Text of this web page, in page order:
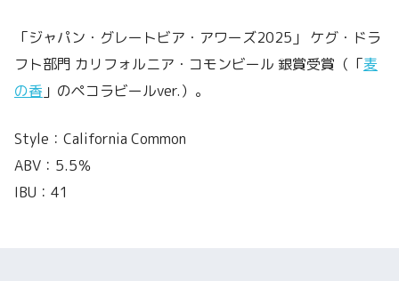
「ジャパン・グレートビア・アワーズ2025」 ケグ・ドラ
フト部門 カリフォルニア・コモンビール 銀賞受賞（「麦
の香 」のペコラビールver.）。
Style：California Common
ABV：5.5％
IBU：41